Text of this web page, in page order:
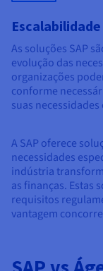
As soluções SAP
evolução das
organizações
conforme
suas
A SAP oferece
necessidades
indústria
as finanças. Estas
requisitos
vantagem